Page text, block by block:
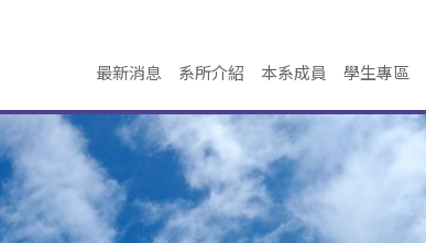
最新消息 系所介紹 本系成員 學生專區